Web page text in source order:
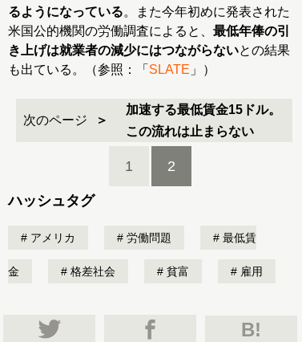
るようになっている。また今年初めに発表された
米国公的機関の労働調査によると、 最低年俸の引
き上げは就業者の減少にはつながらないとの結果
も出ている。（参照：「 SLATE 」）
次のページ
加速する最低賃金15ドル。
この流れは止まらない
1 2
ハッシュタグ
アメリカ 労働問題 最低賃
金 格差社会 貧富 雇用
B!